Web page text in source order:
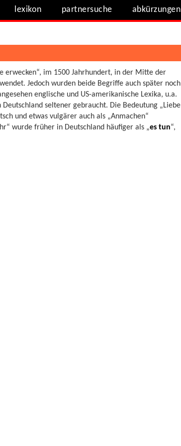
lexikon partnersuche abkürzungen
erwecken“, im 1500 Jahrhundert, in der Mitte der
Jedoch wurden beide Begriffe auch später noch
englische und US-amerikanische Lexika, u.a.
seltener gebraucht. Die Bedeutung „Liebe
und etwas vulgärer auch als „Anmachen“
wurde früher in Deutschland häufiger als „es tun“,